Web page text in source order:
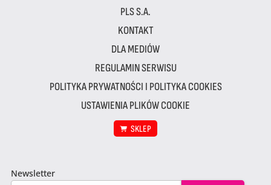
PLS S.A.
KONTAKT
DLA MEDIÓW
REGULAMIN SERWISU
POLITYKA PRYWATNOŚCI I POLITYKA COOKIES
USTAWIENIA PLIKÓW COOKIE
SKLEP
Newsletter